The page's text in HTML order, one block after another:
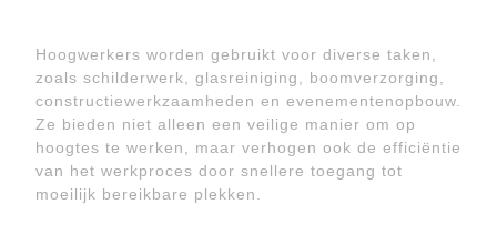
Hoogwerkers worden gebruikt voor diverse taken,
zoals schilderwerk, glasreiniging, boomverzorging,
constructiewerkzaamheden en evenementenopbouw.
Ze bieden niet alleen een veilige manier om op
hoogtes te werken, maar verhogen ook de efficiëntie
van het werkproces door snellere toegang tot
moeilijk bereikbare plekken.